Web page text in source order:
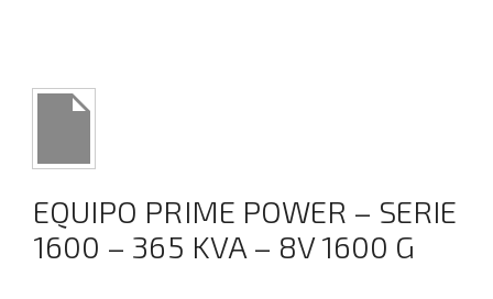
EQUIPO PRIME POWER – SERIE
1600 – 365 KVA – 8V 1600 G